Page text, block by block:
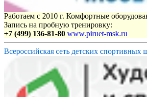
Работаем с 2010 г. Комфортные
Запись на пробную тренировку:
+7 (499) 136-81-80 www.piruet-msk.ru
Всероссийская сеть детских спортивных